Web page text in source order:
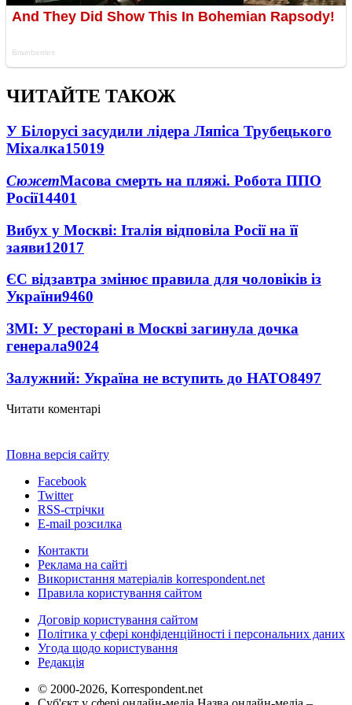
ЧИТАЙТЕ ТАКОЖ
У Білорусі засудили лідера Ляпіса Трубецького
Міхалка15019
СюжетМасова смерть на пляжі. Робота ППО
Росії14401
Вибух у Москві: Італія відповіла Росії на її
заяви12017
ЄС відзавтра змінює правила для чоловіків із
України9460
ЗМІ: У ресторані в Москві загинула дочка
генерала9024
Залужний: Україна не вступить до НАТО8497
Читати коментарі
Повна версія сайту
Facebook
Twitter
RSS-стрічки
E-mail розсилка
Контакти
Реклама на сайті
Використання матеріалів korrespondent.net
Правила користування сайтом
Договір користування сайтом
Політика у сфері конфіденційності і персональних даних
Угода щодо користування
Редакція
© 2000-2026, Korrespondent.net